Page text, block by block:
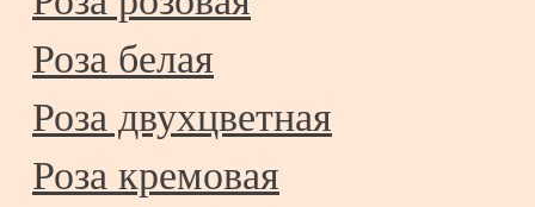
Роза белая
Роза двухцветная
Роза кремовая